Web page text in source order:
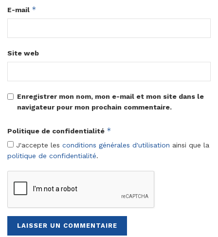
E-mail *
Site web
Enregistrer mon nom, mon e-mail et mon site dans le
navigateur pour mon prochain commentaire.
Politique de confidentialité *
J'accepte les conditions générales d'utilisation ainsi que la
politique de confidentialité.